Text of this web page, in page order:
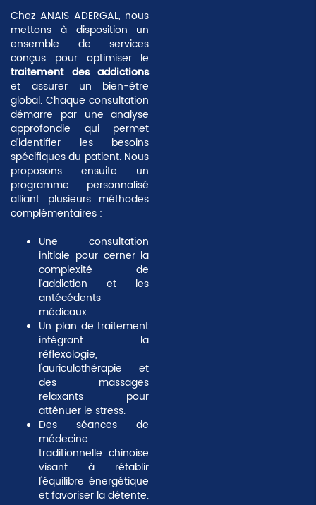
Chez ANAÏS ADERGAL, nous
mettons à disposition un
ensemble de services
conçus pour optimiser le
traitement des addictions
et assurer un bien-être
global. Chaque consultation
démarre par une analyse
approfondie qui permet
d'identifier les besoins
spécifiques du patient. Nous
proposons ensuite un
programme personnalisé
alliant plusieurs méthodes
complémentaires :
Uneconsultation
initiale pour cerner la
complexité de
l'addiction et les
antécédents
médicaux.
Un plan de traitement
intégrant la
réflexologie,
l'auriculothérapie et
des massages
relaxants pour
atténuer le stress.
Des séances de
médecine
traditionnelle chinoise
visant à rétablir
l'équilibre énergétique
et favoriser la détente.